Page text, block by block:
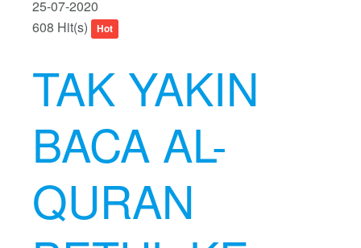
25-07-2020
608 Hit(s)
Hot
TAK YAKIN
BACA AL-
QURAN